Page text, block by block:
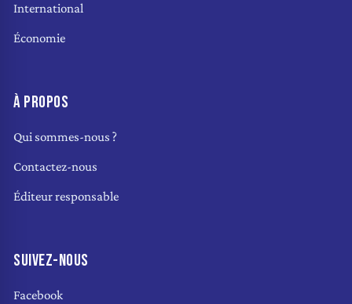
International
Économie
À PROPOS
Qui sommes-nous ?
Contactez-nous
Éditeur responsable
SUIVEZ-NOUS
Facebook